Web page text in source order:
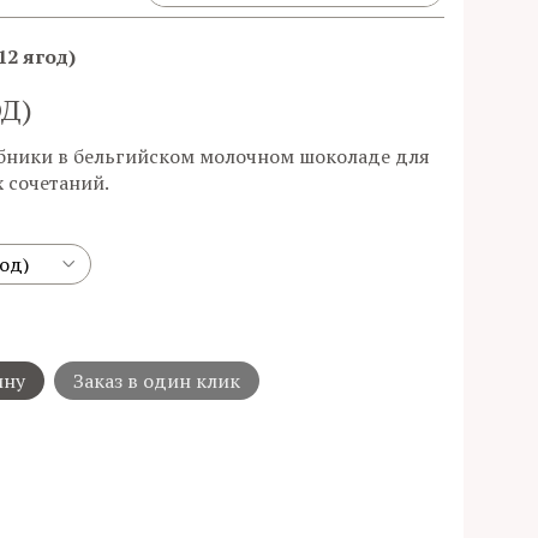
ягод)
в бельгийском молочном шоколаде для
Заказ в один клик